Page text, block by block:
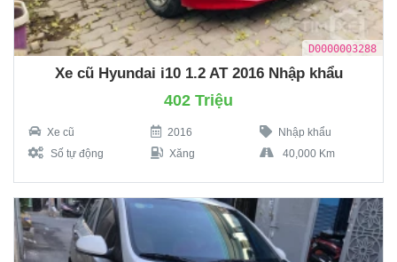
D0000003288
Xe cũ Hyundai i10 1.2 AT 2016 Nhập khẩu
402 Triệu
Xe cũ 2016
Nhập khẩu
Số tự động
Xăng 40,000 Km